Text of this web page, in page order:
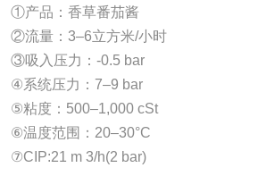
①产品：香草番茄酱
②流量：3–6立方米/小时
③吸入压力：-0.5 bar
④系统压力：7–9 bar
⑤粘度：500–1,000 cSt
⑥温度范围：20–30°C
⑦CIP:21 m 3/h(2 bar)